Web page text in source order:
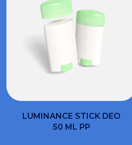
LUMINANCE STICK DEO
50 ML PP